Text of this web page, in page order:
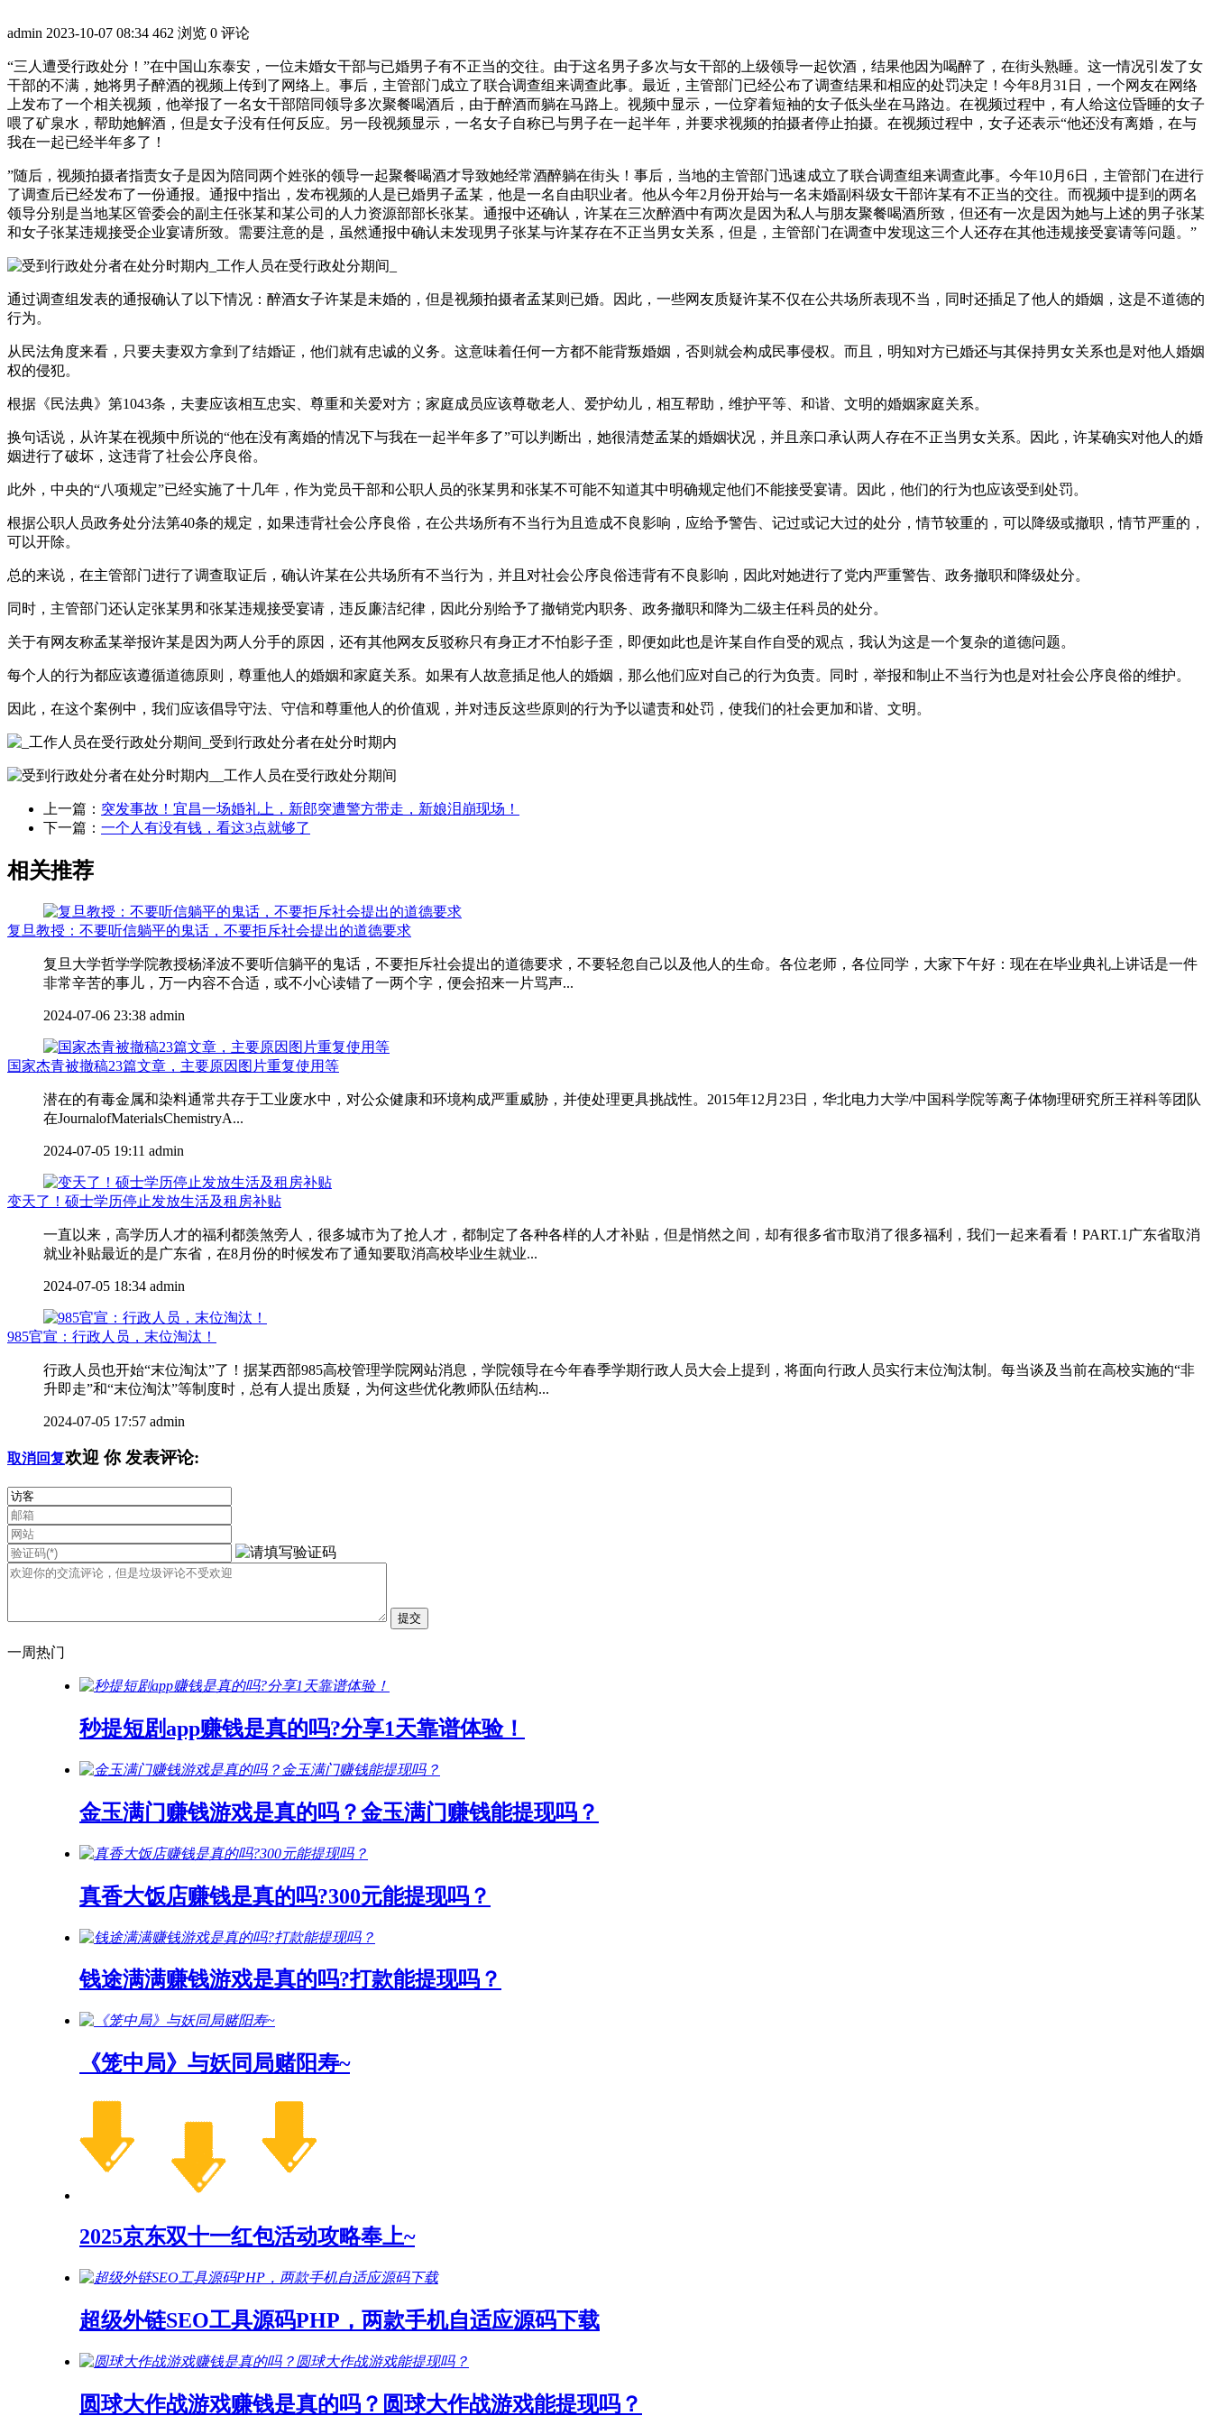
admin 2023-10-07 08:34 462 浏览 0 评论
“三人遭受行政处分！”在中国山东泰安，一位未婚女干部与已婚男子有不正当的交往。由于这名男子多次与女干部的上级领导一起饮酒，结果他因为喝醉了，在街头熟睡。这一情况引发了女
干部的不满，她将男子醉酒的视频上传到了网络上。事后，主管部门成立了联合调查组来调查此事。最近，主管部门已经公布了调查结果和相应的处罚决定！今年8月31日，一个网友在网络
上发布了一个相关视频，他举报了一名女干部陪同领导多次聚餐喝酒后，由于醉酒而躺在马路上。视频中显示，一位穿着短袖的女子低头坐在马路边。在视频过程中，有人给这位昏睡的女子
喂了矿泉水，帮助她解酒，但是女子没有任何反应。另一段视频显示，一名女子自称已与男子在一起半年，并要求视频的拍摄者停止拍摄。在视频过程中，女子还表示“他还没有离婚，在与
我在一起已经半年多了！
”随后，视频拍摄者指责女子是因为陪同两个姓张的领导一起聚餐喝酒才导致她经常酒醉躺在街头！事后，当地的主管部门迅速成立了联合调查组来调查此事。今年10月6日，主管部门在进行
了调查后已经发布了一份通报。通报中指出，发布视频的人是已婚男子孟某，他是一名自由职业者。他从今年2月份开始与一名未婚副科级女干部许某有不正当的交往。而视频中提到的两名
领导分别是当地某区管委会的副主任张某和某公司的人力资源部部长张某。通报中还确认，许某在三次醉酒中有两次是因为私人与朋友聚餐喝酒所致，但还有一次是因为她与上述的男子张某
和女子张某违规接受企业宴请所致。需要注意的是，虽然通报中确认未发现男子张某与许某存在不正当男女关系，但是，主管部门在调查中发现这三个人还存在其他违规接受宴请等问题。”
通过调查组发表的通报确认了以下情况：醉酒女子许某是未婚的，但是视频拍摄者孟某则已婚。因此，一些网友质疑许某不仅在公共场所表现不当，同时还插足了他人的婚姻，这是不道德的
行为。
从民法角度来看，只要夫妻双方拿到了结婚证，他们就有忠诚的义务。这意味着任何一方都不能背叛婚姻，否则就会构成民事侵权。而且，明知对方已婚还与其保持男女关系也是对他人婚姻
权的侵犯。
根据《民法典》第1043条，夫妻应该相互忠实、尊重和关爱对方；家庭成员应该尊敬老人、爱护幼儿，相互帮助，维护平等、和谐、文明的婚姻家庭关系。
换句话说，从许某在视频中所说的“他在没有离婚的情况下与我在一起半年多了”可以判断出，她很清楚孟某的婚姻状况，并且亲口承认两人存在不正当男女关系。因此，许某确实对他人的婚
姻进行了破坏，这违背了社会公序良俗。
此外，中央的“八项规定”已经实施了十几年，作为党员干部和公职人员的张某男和张某不可能不知道其中明确规定他们不能接受宴请。因此，他们的行为也应该受到处罚。
根据公职人员政务处分法第40条的规定，如果违背社会公序良俗，在公共场所有不当行为且造成不良影响，应给予警告、记过或记大过的处分，情节较重的，可以降级或撤职，情节严重的，
可以开除。
总的来说，在主管部门进行了调查取证后，确认许某在公共场所有不当行为，并且对社会公序良俗违背有不良影响，因此对她进行了党内严重警告、政务撤职和降级处分。
同时，主管部门还认定张某男和张某违规接受宴请，违反廉洁纪律，因此分别给予了撤销党内职务、政务撤职和降为二级主任科员的处分。
关于有网友称孟某举报许某是因为两人分手的原因，还有其他网友反驳称只有身正才不怕影子歪，即便如此也是许某自作自受的观点，我认为这是一个复杂的道德问题。
每个人的行为都应该遵循道德原则，尊重他人的婚姻和家庭关系。如果有人故意插足他人的婚姻，那么他们应对自己的行为负责。同时，举报和制止不当行为也是对社会公序良俗的维护。
因此，在这个案例中，我们应该倡导守法、守信和尊重他人的价值观，并对违反这些原则的行为予以谴责和处罚，使我们的社会更加和谐、文明。
上一篇： 突发事故！宜昌一场婚礼上，新郎突遭警方带走，新娘泪崩现场！
下一篇： 一个人有没有钱，看这3点就够了
相关推荐
复旦教授：不要听信躺平的鬼话，不要拒斥社会提出的道德要求
复旦大学哲学学院教授杨泽波不要听信躺平的鬼话，不要拒斥社会提出的道德要求，不要轻忽自己以及他人的生命。各位老师，各位同学，大家下午好：现在在毕业典礼上讲话是一件
非常辛苦的事儿，万一内容不合适，或不小心读错了一两个字，便会招来一片骂声...
2024-07-06 23:38 admin
国家杰青被撤稿23篇文章，主要原因图片重复使用等
潜在的有毒金属和染料通常共存于工业废水中，对公众健康和环境构成严重威胁，并使处理更具挑战性。2015年12月23日，华北电力大学/中国科学院等离子体物理研究所王祥科等团队
在JournalofMaterialsChemistryA...
2024-07-05 19:11 admin
变天了！硕士学历停止发放生活及租房补贴
一直以来，高学历人才的福利都羡煞旁人，很多城市为了抢人才，都制定了各种各样的人才补贴，但是悄然之间，却有很多省市取消了很多福利，我们一起来看看！PART.1广东省取消
就业补贴最近的是广东省，在8月份的时候发布了通知要取消高校毕业生就业...
2024-07-05 18:34 admin
985官宣：行政人员，末位淘汰！
行政人员也开始“末位淘汰”了！据某西部985高校管理学院网站消息，学院领导在今年春季学期行政人员大会上提到，将面向行政人员实行末位淘汰制。每当谈及当前在高校实施的“非
升即走”和“末位淘汰”等制度时，总有人提出质疑，为何这些优化教师队伍结构...
2024-07-05 17:57 admin
取消回复欢迎 你发表评论:
一周热门
秒提短剧app赚钱是真的吗?分享1天靠谱体验！
金玉满门赚钱游戏是真的吗？金玉满门赚钱能提现吗？
真香大饭店赚钱是真的吗?300元能提现吗？
钱途满满赚钱游戏是真的吗?打款能提现吗？
《笼中局》与妖同局赌阳寿~
2025京东双十一红包活动攻略奉上~
超级外链SEO工具源码PHP，两款手机自适应源码下载
圆球大作战游戏赚钱是真的吗？圆球大作战游戏能提现吗？